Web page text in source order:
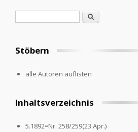
Search
Stöbern
alle Autoren auflisten
Inhaltsverzeichnis
5.1892=Nr. 258/259(23.Apr.)